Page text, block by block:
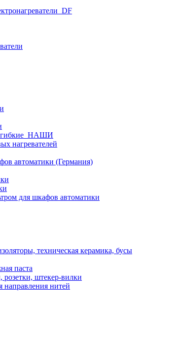
гибкие_НАШИ
нагревателей
автоматики (Германия)
для шкафов автоматики
техническая керамика, бусы
паста
розетки, штекер-вилки
направления нитей